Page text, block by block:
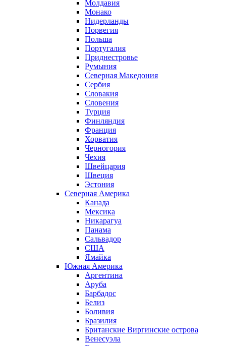
Молдавия
Монако
Нидерланды
Норвегия
Польша
Португалия
Приднестровье
Румыния
Северная Македония
Сербия
Словакия
Словения
Турция
Финляндия
Франция
Хорватия
Черногория
Чехия
Швейцария
Швеция
Эстония
Северная Америка
Канада
Мексика
Никарагуа
Панама
Сальвадор
США
Ямайка
Южная Америка
Аргентина
Аруба
Барбадос
Белиз
Боливия
Бразилия
Британские Виргинские острова
Венесуэла